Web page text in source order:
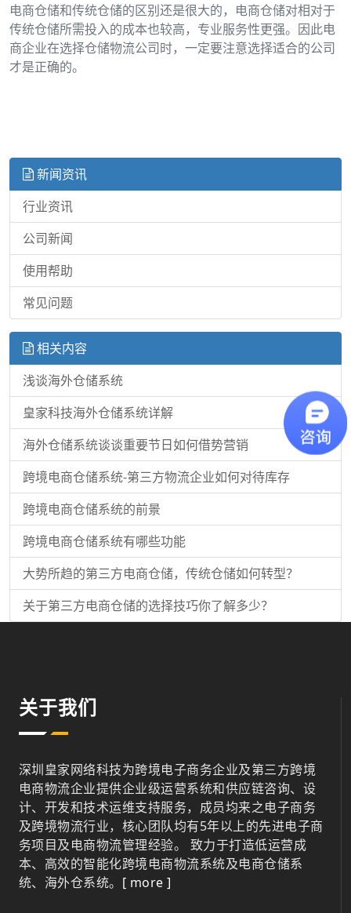
电商仓储和传统仓储的区别还是很大的，电商仓储对相对于
传统仓储所需投入的成本也较高，专业服务性更强。因此电
商企业在选择仓储物流公司时，一定要注意选择适合的公司
才是正确的。
新闻资讯
行业资讯
公司新闻
使用帮助
常见问题
相关内容
浅谈海外仓储系统
皇家科技海外仓储系统详解
海外仓储系统谈谈重要节日如何借势营销
跨境电商仓储系统-第三方物流企业如何对待库存
跨境电商仓储系统的前景
跨境电商仓储系统有哪些功能
大势所趋的第三方电商仓储，传统仓储如何转型？
关于第三方电商仓储的选择技巧你了解多少？
关于我们
深圳皇家网络科技为跨境电子商务企业及第三方跨境
电商物流企业提供企业级运营系统和供应链咨询、设
计、开发和技术运维支持服务，成员均来之电子商务
及跨境物流行业，核心团队均有5年以上的先进电子商
务项目及电商物流管理经验。 致力于打造低运营成
本、高效的智能化跨境电商物流系统及电商仓储系
统、海外仓系统。 [ more ]